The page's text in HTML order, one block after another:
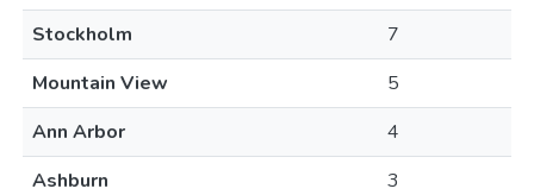
Stockholm
7
Mountain View
5
Ann Arbor
4
Ashburn
3